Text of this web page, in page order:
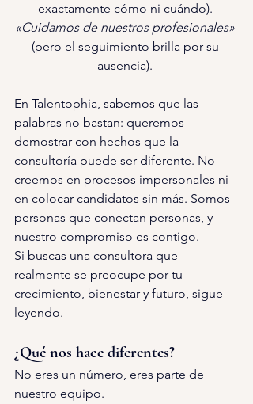
exactamente cómo ni cuándo).
«Cuidamos de nuestros profesionales»
(pero el seguimiento brilla por su
ausencia).
En Talentophia, sabemos que las
palabras no bastan: queremos
demostrar con hechos que la
consultoría puede ser diferente. No
creemos en procesos impersonales ni
en colocar candidatos sin más. Somos
personas que conectan personas, y
nuestro compromiso es contigo.
Si buscas una consultora que
realmente se preocupe por tu
crecimiento, bienestar y futuro, sigue
leyendo.
¿Qué nos hace diferentes?
No eres un número, eres parte de
nuestro equipo.